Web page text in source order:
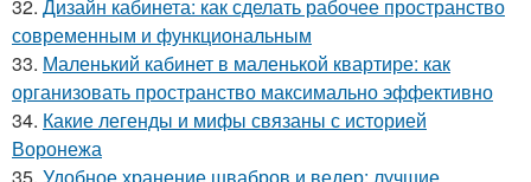
32. Дизайн кабинета: как сделать рабочее пространство
современным и функциональным
33. Маленький кабинет в маленькой квартире: как
организовать пространство максимально эффективно
34. Какие легенды и мифы связаны с историей
Воронежа